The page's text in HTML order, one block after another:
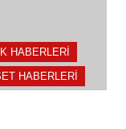
HABERLERI
HABERLERI